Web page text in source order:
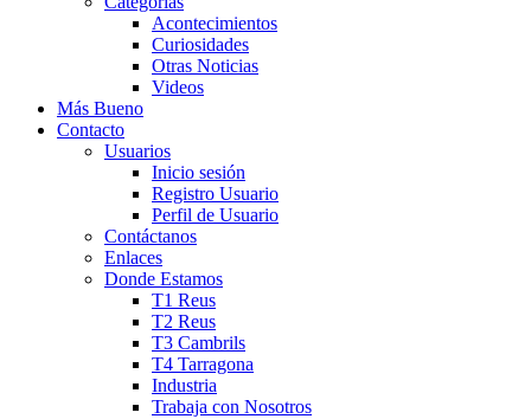
Acontecimientos
Curiosidades
Otras Noticias
Videos
Más Bueno
Contacto
Usuarios
Inicio sesión
Registro Usuario
Perfil de Usuario
Contáctanos
Enlaces
Donde Estamos
T1 Reus
T2 Reus
T3 Cambrils
T4 Tarragona
Industria
Trabaja con Nosotros